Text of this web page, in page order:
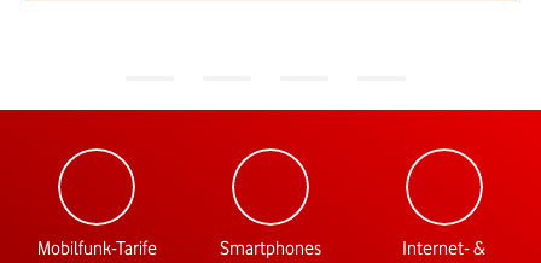
Mobilfunk-Tarife Smartphones
Internet- &